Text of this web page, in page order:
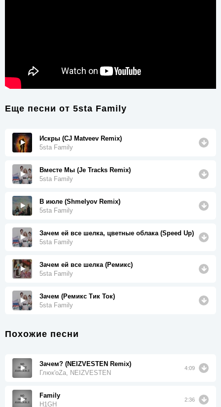
Еще песни от 5sta Family
Искры (CJ Matveev Remix)
5sta Family
Вместе Мы (Je Tracks Remix)
5sta Family
В июле (Shmelyov Remix)
5sta Family
Зачем ей все шелка, цветные облака (Speed Up)
5sta Family
Зачем ей все шелка (Ремикс)
5sta Family
Зачем (Ремикс Тик Ток)
5sta Family
Похожие песни
Зачем? (NEIZVESTEN Remix)
Глюк'оZа, NEIZVESTEN
4:09
Family
H1GH
2:36